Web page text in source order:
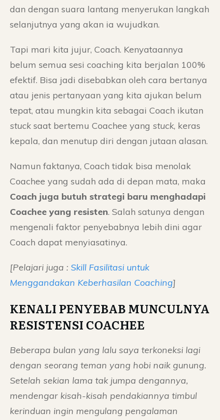
dan dengan suara lantang menyerukan langkah
selanjutnya yang akan ia wujudkan.
Tapi mari kita jujur, Coach. Kenyataannya
belum semua sesi coaching kita berjalan 100%
efektif. Bisa jadi disebabkan oleh cara bertanya
atau jenis pertanyaan yang kita ajukan belum
tepat, atau mungkin kita sebagai Coach ikutan
stuck saat bertemu Coachee yang stuck, keras
kepala, dan menutup diri dengan jutaan alasan.
Namun faktanya, Coach tidak bisa menolak
Coachee yang sudah ada di depan mata, maka
Coach juga butuh strategi baru menghadapi
Coachee yang resisten. Salah satunya dengan
mengenali faktor penyebabnya lebih dini agar
Coach dapat menyiasatinya.
[Pelajari juga : Skill Fasilitasi untuk
Menggandakan Keberhasilan Coaching]
KENALI PENYEBAB MUNCULNYA
RESISTENSI COACHEE
Beberapa bulan yang lalu saya terkoneksi lagi
dengan seorang teman yang hobi naik gunung.
Setelah sekian lama tak jumpa dengannya,
mendengar kisah-kisah pendakiannya timbul
kerinduan ingin mengulang pengalaman